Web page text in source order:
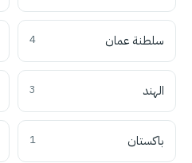
سلطنة عمان 4
الهند 3
باكستان 1